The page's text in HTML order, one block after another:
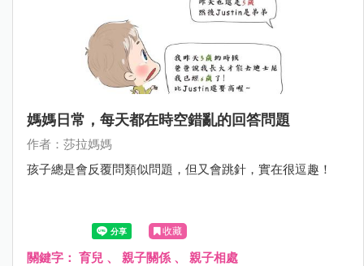
媽媽日常，每天都在時空錯亂的回答問題
作者：莎拉媽媽
孩子總是會反覆問類似問題，但又會跳針，實在很逗趣！
收藏
關鍵字： 育兒 、 親子關係 、 親子相處